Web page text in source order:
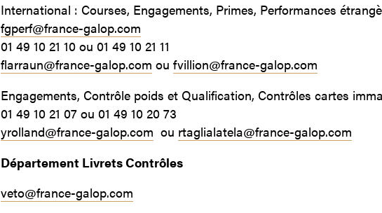
International : Courses, Engagements, Primes, Performances
fgperf@france-galop.com
01 49 10 21 10 ou 01 49 10 21 11
flarraun@france-galop.com ou fvillion@france-galop.com
Engagements, Contrôle poids et Qualification, Contrôles cartes
01 49 10 21 07 ou 01 49 10 20 73
yrolland@france-galop.com ou rtaglialatela@france-galop.com
Département Livrets Contrôles
veto@france-galop.com